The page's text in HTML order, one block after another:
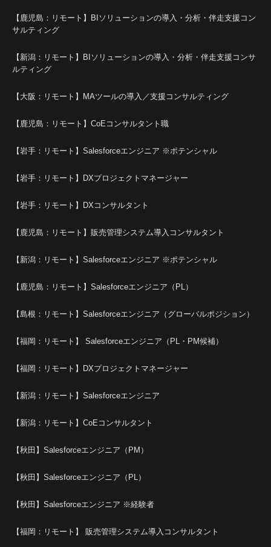
【鹿児島：リモート】BIソリューションの導入・分析・伴走支援コン
サルティング
【新潟：リモート】BIソリューションの導入・分析・伴走支援コンサ
ルティング
【大阪：リモート】MAツールの導入／支援コンサルティング
【鹿児島：リモート】CoEコンサルタント職
【岩手：リモート】Salesforceエンジニア ※ポテンシャル
【岩手：リモート】DXプロジェクトマネージャー
【岩手：リモート】DXコンサルタント
【鹿児島：リモート】販売管理システム導入コンサルタント
【新潟：リモート】Salesforceエンジニア ※ポテンシャル
【鹿児島：リモート】Salesforceエンジニア（PL）
【島根：リモート】Salesforceエンジニア（グローバルポジション）
【福岡：リモート】 Salesforceエンジニア（PL・PM候補）
【福岡：リモート】DXプロジェクトマネージャー
【新潟：リモート】Salesforceエンジニア
【新潟：リモート】CoEコンサルタント
【秋田】Salesforceエンジニア（PM）
【秋田】Salesforceエンジニア（PL）
【秋田】Salesforceエンジニア ※経験者
【福岡：リモート】 販売管理システム導入コンサルタント